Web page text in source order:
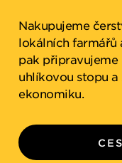
Nakupujeme
lokálních farmářů
pak připravujeme
uhlíkovou stopu
ekonomiku.
Nakupujeme
lokálních farmářů
pak připravujeme
uhlíkovou stopu
ekonomiku.